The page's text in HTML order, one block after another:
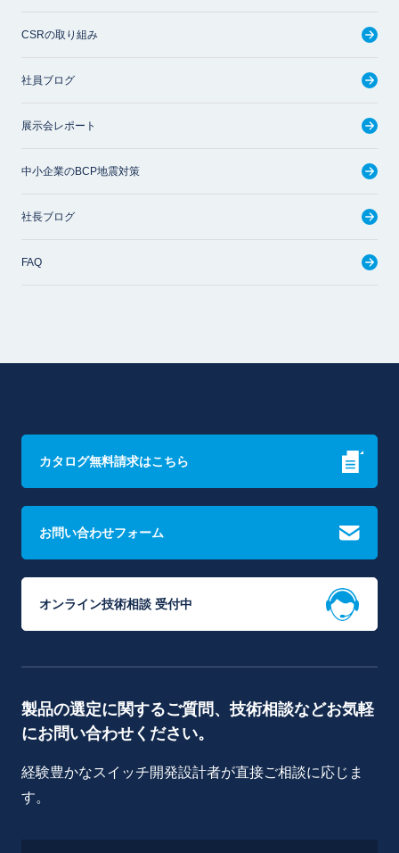
CSRの取り組み
社員ブログ
展示会レポート
中小企業のBCP地震対策
社長ブログ
FAQ
カタログ無料請求はこちら
お問い合わせフォーム
オンライン技術相談 受付中
製品の選定に関するご質問、技術相談などお気軽
にお問い合わせください。
経験豊かなスイッチ開発設計者が直接ご相談に応じま
す。